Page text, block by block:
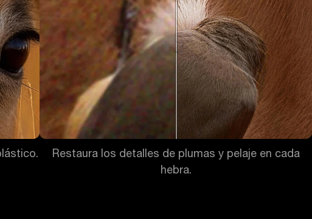
Restaura los detalles de plumas y pelaje en cada
hebra.